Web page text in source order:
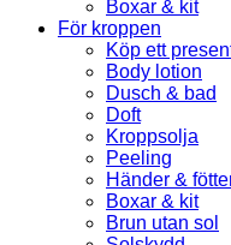
Boxar & kit
För kroppen
Köp ett
Body lotion
Dusch & bad
Doft
Kroppsolja
Peeling
Händer &
Boxar & kit
Brun utan sol